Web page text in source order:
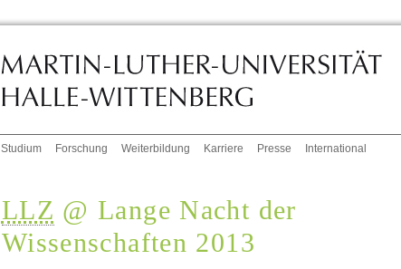
Studium Forschung Weiterbildung Karriere Presse International
LLZ @ Lange Nacht der
Wissenschaften 2013